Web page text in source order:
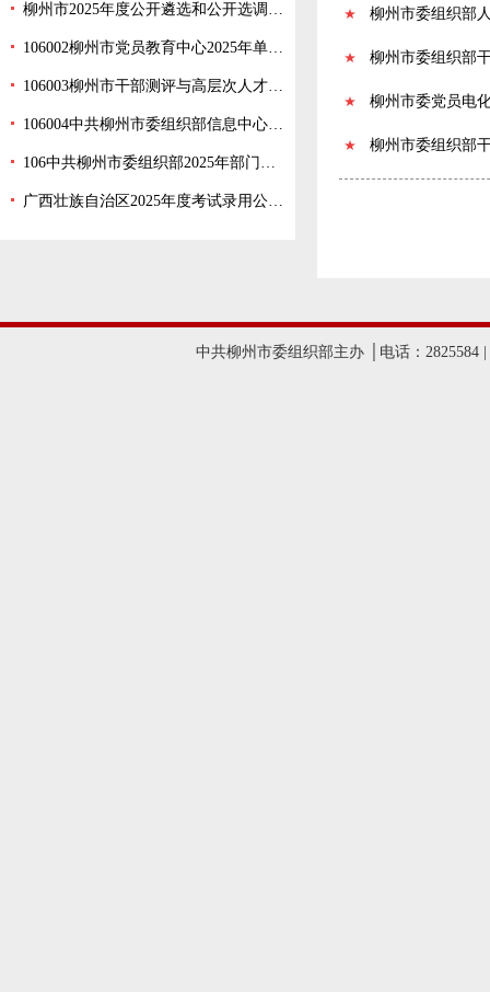
柳州市2025年度公开遴选和公开选调公务员公告
106002柳州市党员教育中心2025年单位预算公开说明
106003柳州市干部测评与高层次人才服务中心2025年单位预算公开说明
106004中共柳州市委组织部信息中心2025年单位预算公开说明
106中共柳州市委组织部2025年部门预算公开说明
广西壮族自治区2025年度考试录用公务员公告
柳州市委组织部
柳州市委组织部
柳州市委党员电
柳州市委组织部
中共柳州市委组织部主办 │电话：2825584